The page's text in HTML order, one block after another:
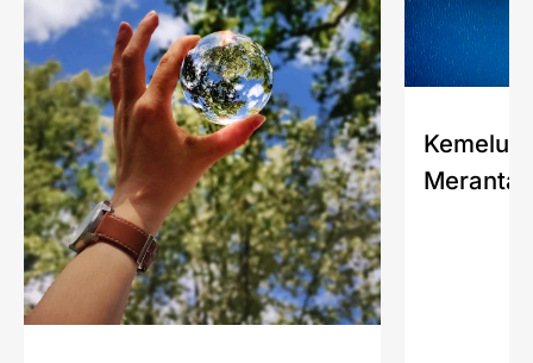
Kemelut
Merantai